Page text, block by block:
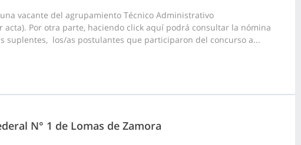
vacante del agrupamiento Técnico Administrativo
acta). Por otra parte, haciendo click aquí podrá consultar la nómina
suplentes, los/as postulantes que participaron del concurso a...
N° 1 de Lomas de Zamora